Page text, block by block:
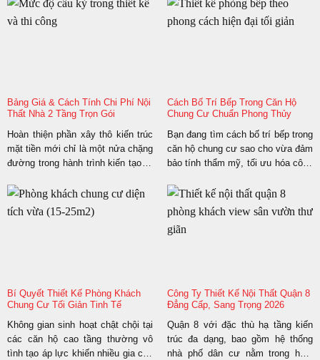
Bảng Giá & Cách Tính Chi Phí Nội
Thất Nhà 2 Tầng Trọn Gói
Hoàn thiện phần xây thô kiến trúc
mặt tiền mới chỉ là một nửa chặng
đường trong hành trình kiến tạo tổ
theo mới là bước đi cốt lõi để biến
ngôi nhà kiên cố thành không gian
sống tiện nghi, phản ánh chính xác
Cách Bố Trí Bếp Trong Căn Hộ
Chung Cư Chuẩn Phong Thủy
Bạn đang tìm cách bố trí bếp trong
căn hộ chung cư sao cho vừa đảm
bảo tính thẩm mỹ, tối ưu hóa công
các nguyên tắc phong thủy dân
gian? Thiết kế khu vực nấu nướng
trong một không gian giới hạn như
căn hộ không quá...
Bí Quyết Thiết Kế Phòng Khách
Chung Cư Tối Giản Tinh Tế
Không gian sinh hoạt chật chội tại
các căn hộ cao tầng thường vô
tình tạo áp lực khiến nhiều gia chủ
Công Ty Thiết Kế Nội Thất Quận 8
Đẳng Cấp, Sang Trọng 2026
Quận 8 với đặc thù hạ tầng kiến
trúc đa dạng, bao gồm hệ thống
nhà phố dân cư nằm trong hẻm